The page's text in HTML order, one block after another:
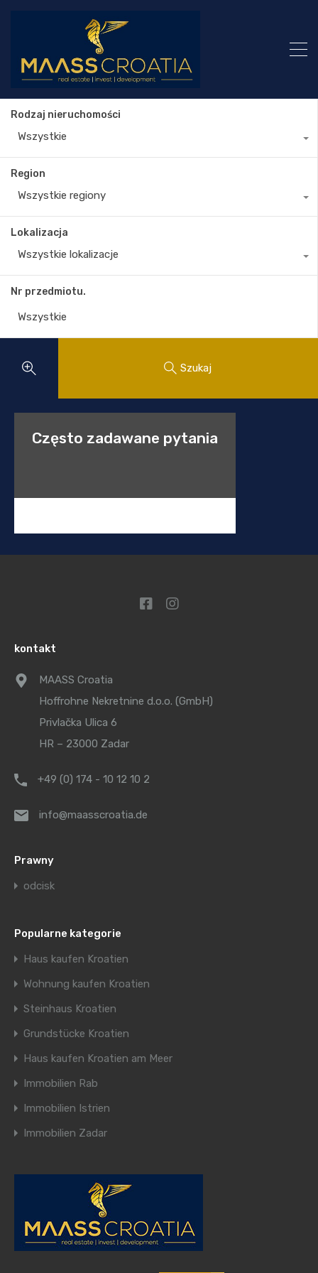
Rodzaj nieruchomości
Wszystkie
Region
Wszystkie regiony
Lokalizacja
Wszystkie lokalizacje
Nr przedmiotu.
Szukaj
Często zadawane pytania
kontakt
MAASS Croatia
Hoffrohne Nekretnine d.o.o. (GmbH)
Privlačka Ulica 6
HR – 23000 Zadar
+49 (0) 174 - 10 12 10 2
info@maasscroatia.de
Prawny
odcisk
Popularne kategorie
Haus kaufen Kroatien
Wohnung kaufen Kroatien
Steinhaus Kroatien
Grundstücke Kroatien
Haus kaufen Kroatien am Meer
Immobilien Rab
Immobilien Istrien
Immobilien Zadar